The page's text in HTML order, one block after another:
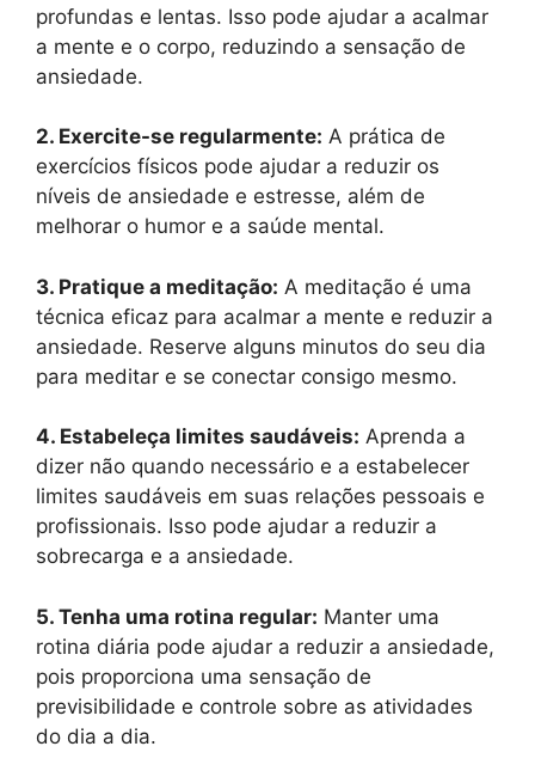
profundas e lentas. Isso pode ajudar a acalmar
a mente e o corpo, reduzindo a sensação de
ansiedade.
2. Exercite-se regularmente: A prática de
exercícios físicos pode ajudar a reduzir os
níveis de ansiedade e estresse, além de
melhorar o humor e a saúde mental.
3. Pratique a meditação: A meditação é uma
técnica eficaz para acalmar a mente e reduzir a
ansiedade. Reserve alguns minutos do seu dia
para meditar e se conectar consigo mesmo.
4. Estabeleça limites saudáveis: Aprenda a
dizer não quando necessário e a estabelecer
limites saudáveis em suas relações pessoais e
profissionais. Isso pode ajudar a reduzir a
sobrecarga e a ansiedade.
5. Tenha uma rotina regular: Manter uma
rotina diária pode ajudar a reduzir a ansiedade,
pois proporciona uma sensação de
previsibilidade e controle sobre as atividades
do dia a dia.